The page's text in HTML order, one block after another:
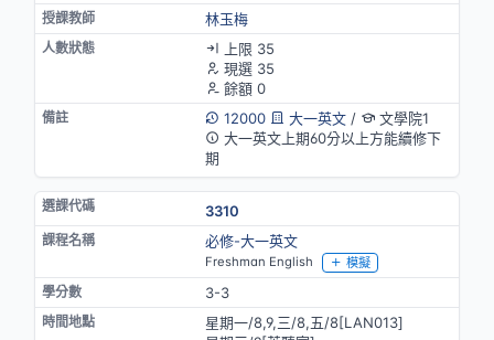
林玉梅
上限 35
現選 35
餘額 0
12000
大一英文/
文學院1
大一英文上期60分以上方能續修下
期
3310
必修-大一英文
Freshman English 模擬
3-3
星期一/8,9,三/8,五/8[LAN013]